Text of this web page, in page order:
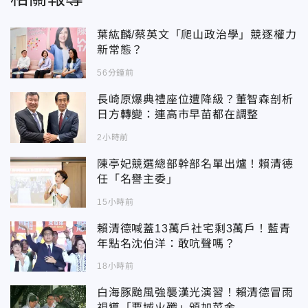
葉紘麟/蔡英文「爬山政治學」競逐權力
新常態？
56分鐘前
長崎原爆典禮座位遭降級？董智森剖析
日方轉變：連高市早苗都在調整
2小時前
陳亭妃競選總部幹部名單出爐！賴清德
任「名譽主委」
15小時前
賴清德喊蓋13萬戶社宅剩3萬戶！藍青
年點名沈伯洋：敢吭聲嗎？
18小時前
白海豚颱風強襲漢光演習！賴清德冒雨